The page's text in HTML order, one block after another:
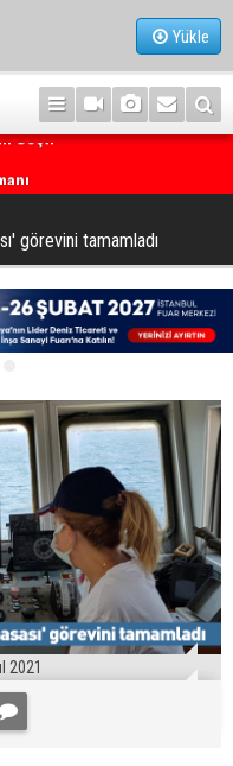
Yükle
görevini tamamladı
2021